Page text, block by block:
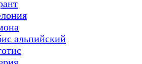
альпийский